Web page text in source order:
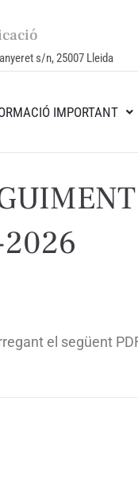
s/n, 25007 Lleida
IMPORTANT
el següent